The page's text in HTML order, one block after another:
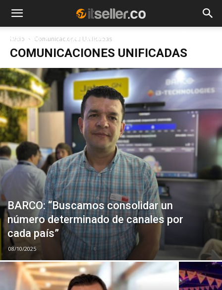
NOTICIAS TENDENCIAS
Inicio Comunicaciones Unificadas
COMUNICACIONES UNIFICADAS
BARCO: “Buscamos consolidar un
número determinado de canales por
cada país”
08/10/2025